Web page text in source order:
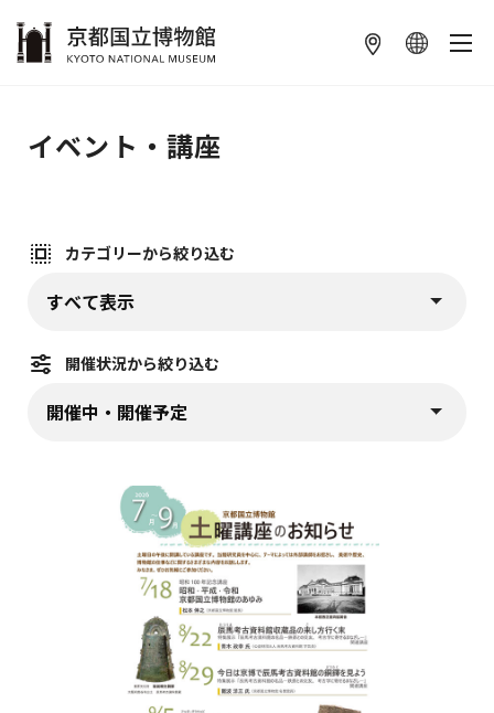
イベント・講座
カテゴリーから絞り込む
プルダウンから選択すると、すぐに該当情報が表示されます
開催状況から絞り込む
プルダウンから選択すると、すぐに該当情報が表示されます